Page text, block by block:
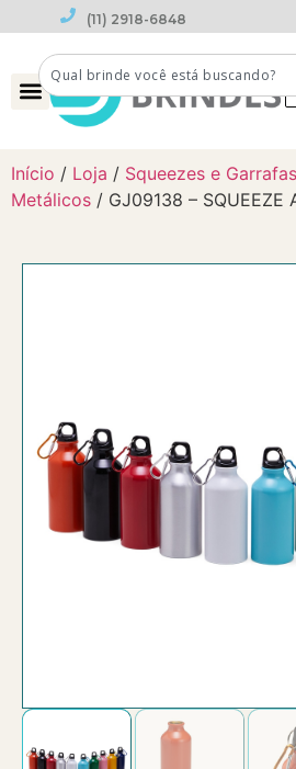
(11) 2918-6848
Início / Loja / Squeezes e
Metálicos / GJ09138 – SQUEEZE